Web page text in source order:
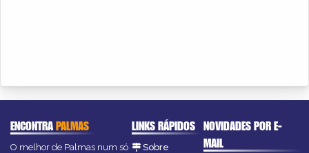
ENCONTRAPALMAS
O melhor de Palmas num só
LINKS RÁPIDOS
Sobre
NOVIDADES POR E-
MAIL